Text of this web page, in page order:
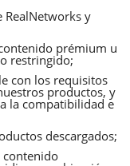
RealNetworks y
prémium u
restringido;
con los requisitos
productos, y
la compatibilidad e
descargados;
contenido